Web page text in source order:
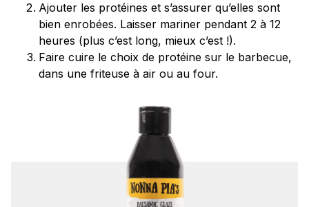
Ajouter les protéines et s’assurer qu’elles sont
bien enrobées. Laisser mariner pendant 2 à 12
heures (plus c’est long, mieux c’est !).
Faire cuire le choix de protéine sur le barbecue,
dans une friteuse à air ou au four.